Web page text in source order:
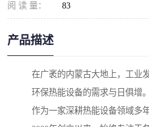
阅 读 量： 83
产品描述
在广袤的内蒙古大地上，工业
环保热能设备的需求与日俱增。
作为一家深耕热能设备领域多